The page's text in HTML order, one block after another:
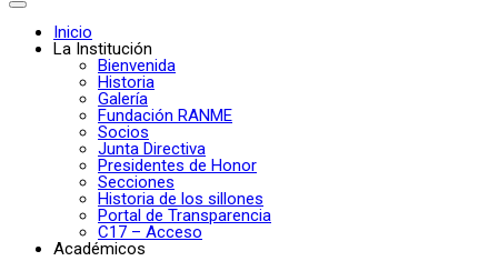
Inicio
La Institución
Bienvenida
Historia
Galería
Fundación RANME
Socios
Junta Directiva
Presidentes de Honor
Secciones
Historia de los sillones
Portal de Transparencia
C17 – Acceso
Académicos